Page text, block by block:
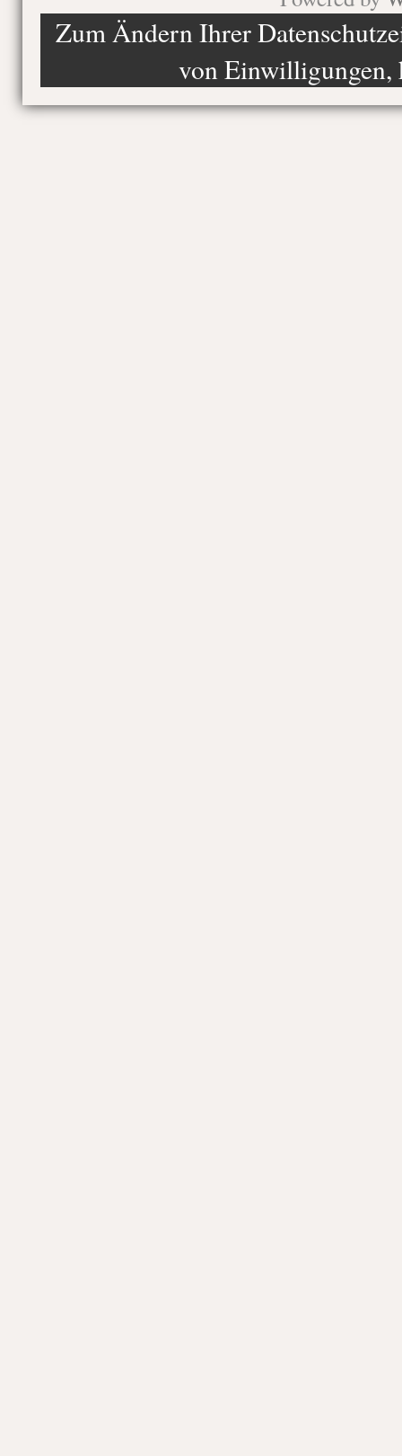
Zum Ändern Ihrer
von